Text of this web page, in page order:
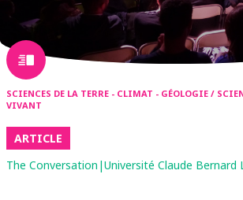
SCIENCES DE LA TERRE - CLIMAT - GÉOLOGIE /
VIVANT
ARTICLE
The Conversation|Université Claude Bernard